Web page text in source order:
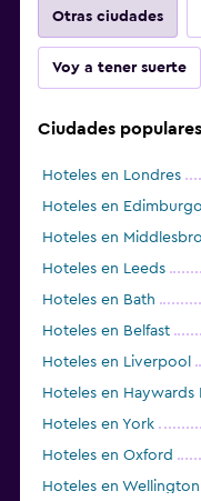
Otras ciudades
Voy a tener suerte
Ciudades
Hoteles en Londres
Hoteles en Edimburgo
Hoteles en
Hoteles en Leeds
Hoteles en Bath
Hoteles en Belfast
Hoteles en Liverpool
Hoteles en Haywards
Hoteles en York
Hoteles en Oxford
Hoteles en Wellington